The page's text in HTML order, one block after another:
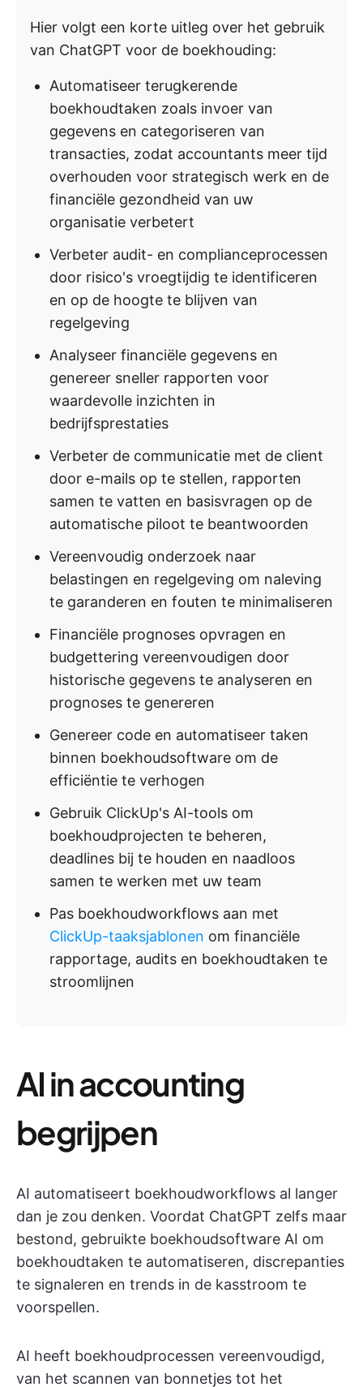
Hier volgt een korte uitleg over het gebruik
van ChatGPT voor de boekhouding:
Automatiseer terugkerende
boekhoudtaken zoals invoer van
gegevens en categoriseren van
transacties, zodat accountants meer tijd
overhouden voor strategisch werk en de
financiële gezondheid van uw
organisatie verbetert
Verbeter audit- en complianceprocessen
door risico's vroegtijdig te identificeren
en op de hoogte te blijven van
regelgeving
Analyseer financiële gegevens en
genereer sneller rapporten voor
waardevolle inzichten in
bedrijfsprestaties
Verbeter de communicatie met de client
door e-mails op te stellen, rapporten
samen te vatten en basisvragen op de
automatische piloot te beantwoorden
Vereenvoudig onderzoek naar
belastingen en regelgeving om naleving
te garanderen en fouten te minimaliseren
Financiële prognoses opvragen en
budgettering vereenvoudigen door
historische gegevens te analyseren en
prognoses te genereren
Genereer code en automatiseer taken
binnen boekhoudsoftware om de
efficiëntie te verhogen
Gebruik ClickUp's AI-tools om
boekhoudprojecten te beheren,
deadlines bij te houden en naadloos
samen te werken met uw team
Pas boekhoudworkflows aan met
ClickUp-taaksjablonen om financiële
rapportage, audits en boekhoudtaken te
stroomlijnen
AI in accounting
begrijpen
AI automatiseert boekhoudworkflows al langer
dan je zou denken. Voordat ChatGPT zelfs maar
bestond, gebruikte boekhoudsoftware AI om
boekhoudtaken te automatiseren, discrepanties
te signaleren en trends in de kasstroom te
voorspellen.
AI heeft boekhoudprocessen vereenvoudigd,
van het scannen van bonnetjes tot het